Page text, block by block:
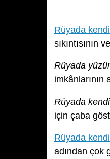
Rüyada
Rüyada
imkânlarının
Rüyada
için çaba
Rüyada
adından çok